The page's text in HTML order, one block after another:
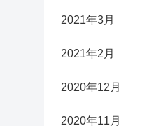
2021年3月
2021年2月
2020年12月
2020年11月